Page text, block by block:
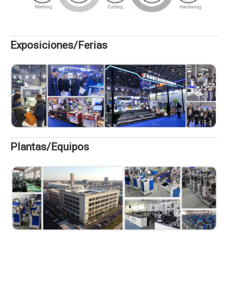
Exposiciones/Ferias
Plantas/Equipos